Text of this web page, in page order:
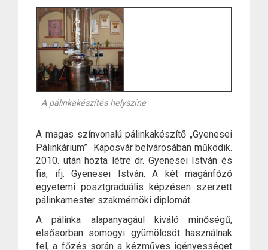
A pálinkakészítés helyszíne
A magas színvonalú pálinkakészítő „Gyenesei
Pálinkárium” Kaposvár belvárosában működik.
2010. után hozta létre dr. Gyenesei István és
fia, ifj. Gyenesei István. A két magánfőző
egyetemi posztgraduális képzésen szerzett
pálinkamester szakmérnöki diplomát.
A pálinka alapanyagául kiváló minőségű,
elsősorban somogyi gyümölcsöt használnak
fel, a főzés során a kézműves igényességet